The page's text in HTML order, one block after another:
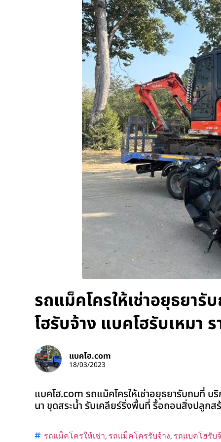
รถแม็คโครให้เช่าอยุธยารั
โฮรับจ้าง แบคโฮรับเหมา
แบคโฮ.com
18/03/2023
แบคโฮ.com รถแม็คโครให้เช่าอยุธยารับถมที่ บ
นา ขุดสระน้ำ รับเคลียร์ริ่งพื้นที่ รื้อถอนสิ่งปลูกส
รถแม็คโครให้เช่า, รถแม็คโครรับจ้าง, รถแบคโฮรับ